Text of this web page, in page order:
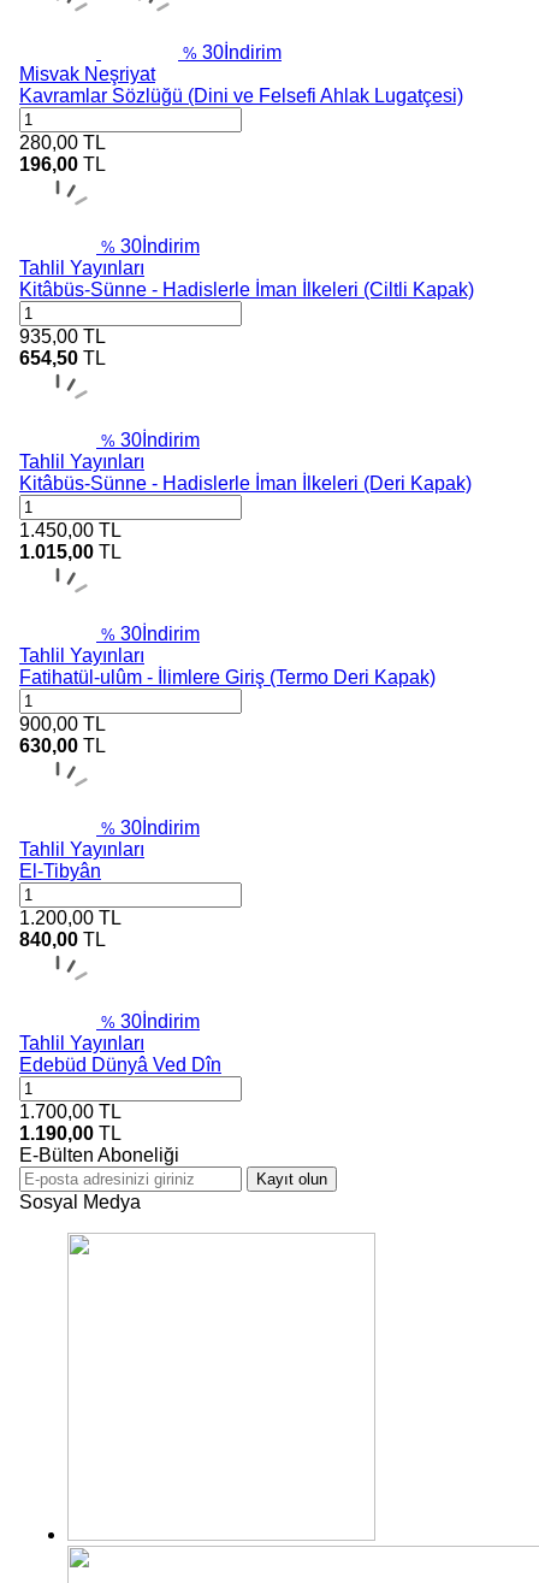
% 30 İndirim
Misvak Neşriyat
Kavramlar Sözlüğü (Dini ve Felsefi Ahlak Lugatçesi)
280,00 TL
196,00 TL
% 30 İndirim
Tahlil Yayınları
Kitâbüs-Sünne - Hadislerle İman İlkeleri (Ciltli Kapak)
935,00 TL
654,50 TL
% 30 İndirim
Tahlil Yayınları
Kitâbüs-Sünne - Hadislerle İman İlkeleri (Deri Kapak)
1.450,00 TL
1.015,00 TL
% 30 İndirim
Tahlil Yayınları
Fatihatül-ulûm - İlimlere Giriş (Termo Deri Kapak)
900,00 TL
630,00 TL
% 30 İndirim
Tahlil Yayınları
El-Tibyân
1.200,00 TL
840,00 TL
% 30 İndirim
Tahlil Yayınları
Edebüd Dünyâ Ved Dîn
1.700,00 TL
1.190,00 TL
E-Bülten Aboneliği
Kayıt olun
Sosyal Medya